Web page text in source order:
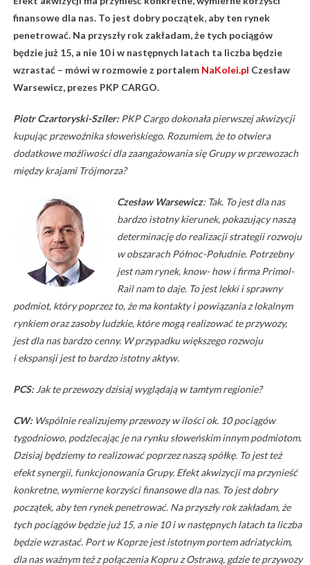
finansowe dla nas. To jest dobry początek, aby ten rynek
penetrować. Na przyszły rok zakładam, że tych pociągów
będzie już 15, a nie 10 i w następnych latach ta liczba będzie
wzrastać – mówi w rozmowie z portalem NaKolei.pl Czesław
Warsewicz, prezes PKP CARGO.
Piotr Czartoryski-Sziler:PKP Cargo dokonała pierwszej akwizycji
kupując przewoźnika słoweńskiego. Rozumiem, że to otwiera
dodatkowe możliwości dla zaangażowania się Grupy w przewozach
między krajami Trójmorza?
Czesław Warsewicz: Tak. To jest dla nas
bardzo istotny kierunek, pokazujący naszą
determinację do realizacji strategii rozwoju
w obszarach Północ-Południe. Potrzebny
jest nam rynek, know- how i firma Primol-
Rail nam to daje. To jest lekki i sprawny
podmiot, który poprzez to, że ma kontakty i powiązania z lokalnym
rynkiem oraz zasoby ludzkie, które mogą realizować te przywozy,
jest dla nas bardzo cenny. W przypadku większego rozwoju
i ekspansji jest to bardzo istotny aktyw.
PCS:Jak te przewozy dzisiaj wyglądają w tamtym regionie?
CW:Wspólnie realizujemy przewozy w ilości ok. 10 pociągów
tygodniowo, podzlecając je na rynku słoweńskim innym podmiotom.
Dzisiaj będziemy to realizować poprzez naszą spółkę. To jest też
efekt synergii, funkcjonowania Grupy. Efekt akwizycji ma przynieść
konkretne, wymierne korzyści finansowe dla nas. To jest dobry
początek, aby ten rynek penetrować. Na przyszły rok zakładam, że
tych pociągów będzie już 15, a nie 10 i w następnych latach ta liczba
będzie wzrastać. Port w Koprze jest istotnym portem adriatyckim,
dla nas ważnym też z połączenia Kopru z Ostrawą, gdzie te przywozy